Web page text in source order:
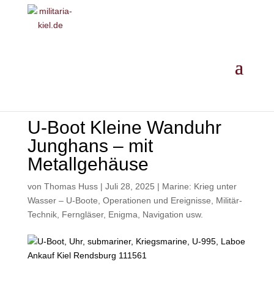
U-Boot Kleine Wanduhr
Junghans – mit
Metallgehäuse
von Thomas Huss| Juli 28, 2025 | Marine: Krieg unter
Wasser – U-Boote, Operationen und Ereignisse
Militär-
Technik, Ferngläser, Enigma, Navigation usw.